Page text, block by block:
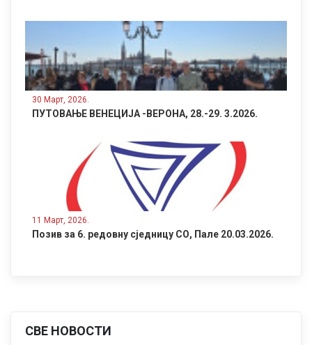
30 Март, 2026.
ПУТОВАЊЕ ВЕНЕЦИЈА -ВЕРОНА, 28.-29. 3.2026.
11 Март, 2026.
Позив за 6. редовну сједницу СО, Пале 20.03.2026.
СВЕ НОВОСТИ